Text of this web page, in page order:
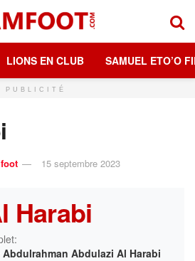
LIONS EN CLUB SAMUEL ETO’O
PUBLICITÉ
15 septembre 2023
Harabi
Abdulazi Al Harabi